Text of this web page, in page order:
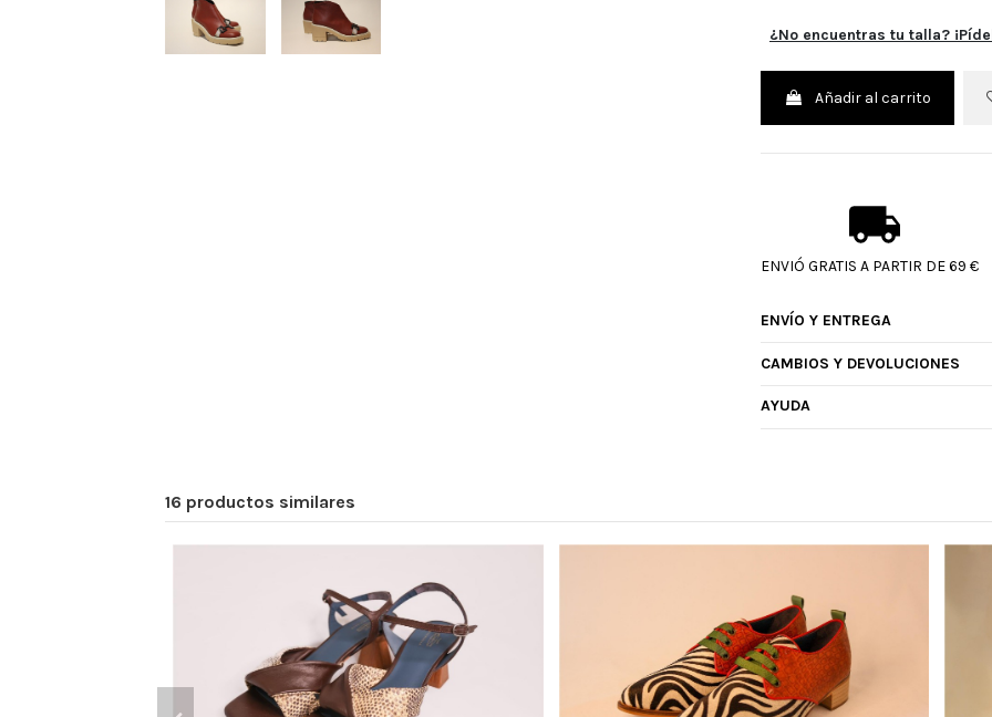
¿No encuentras tu talla?
Añadir al carrito
ENVIÓ GRATIS A PARTIR DE 69 €
ENVÍO Y ENTREGA
CAMBIOS Y DEVOLUCIONES
AYUDA
16 productos similares